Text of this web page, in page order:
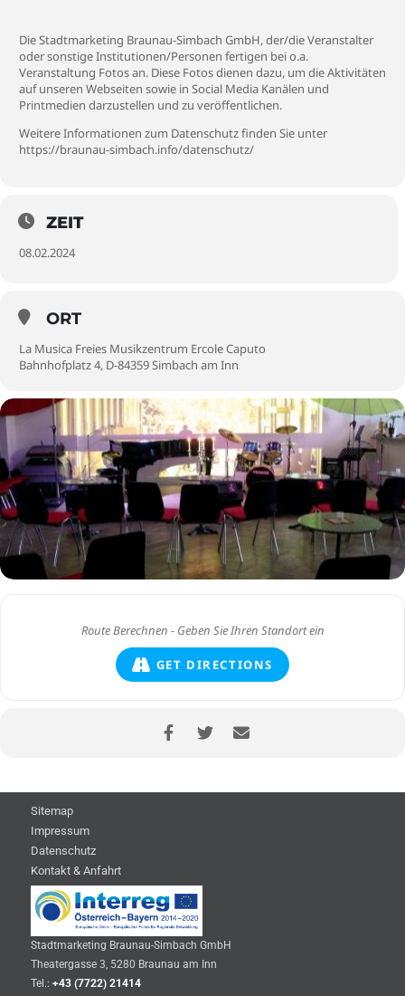
Die Stadtmarketing Braunau-Simbach GmbH, der/die Veranstalter
oder sonstige Institutionen/Personen fertigen bei o.a.
Veranstaltung Fotos an. Diese Fotos dienen dazu, um die Aktivitäten
auf unseren Webseiten sowie in Social Media Kanälen und
Printmedien darzustellen und zu veröffentlichen.
Weitere Informationen zum Datenschutz finden Sie unter
https://braunau-simbach.info/datenschutz/
ZEIT
08.02.2024
ORT
La Musica Freies Musikzentrum Ercole Caputo
Bahnhofplatz 4, D-84359 Simbach am Inn
GET DIRECTIONS
Sitemap
Impressum
Datenschutz
Kontakt & Anfahrt
Stadtmarketing Braunau-Simbach GmbH
Theatergasse 3, 5280 Braunau am Inn
Tel.: +43 (7722) 21414